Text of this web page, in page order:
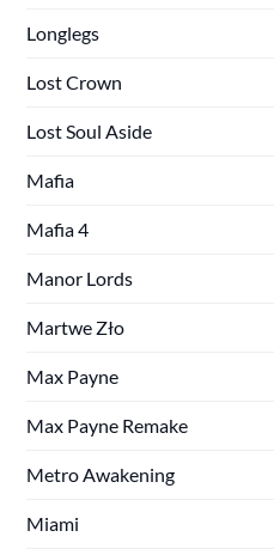
Longlegs
Lost Crown
Lost Soul Aside
Mafia
Mafia 4
Manor Lords
Martwe Zło
Max Payne
Max Payne Remake
Metro Awakening
Miami